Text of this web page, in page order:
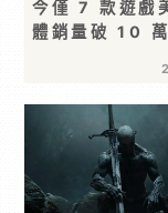
今僅 7 款遊戲
體銷量破 10